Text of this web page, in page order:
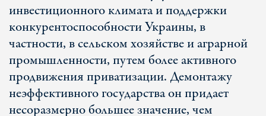
инвестиционного климата и поддержки
конкурентоспособности Украины, в
частности, в сельском хозяйстве и аграрной
промышленности, путем более активного
продвижения приватизации. Демонтажу
неэффективного государства он придает
несоразмерно большее значение, чем